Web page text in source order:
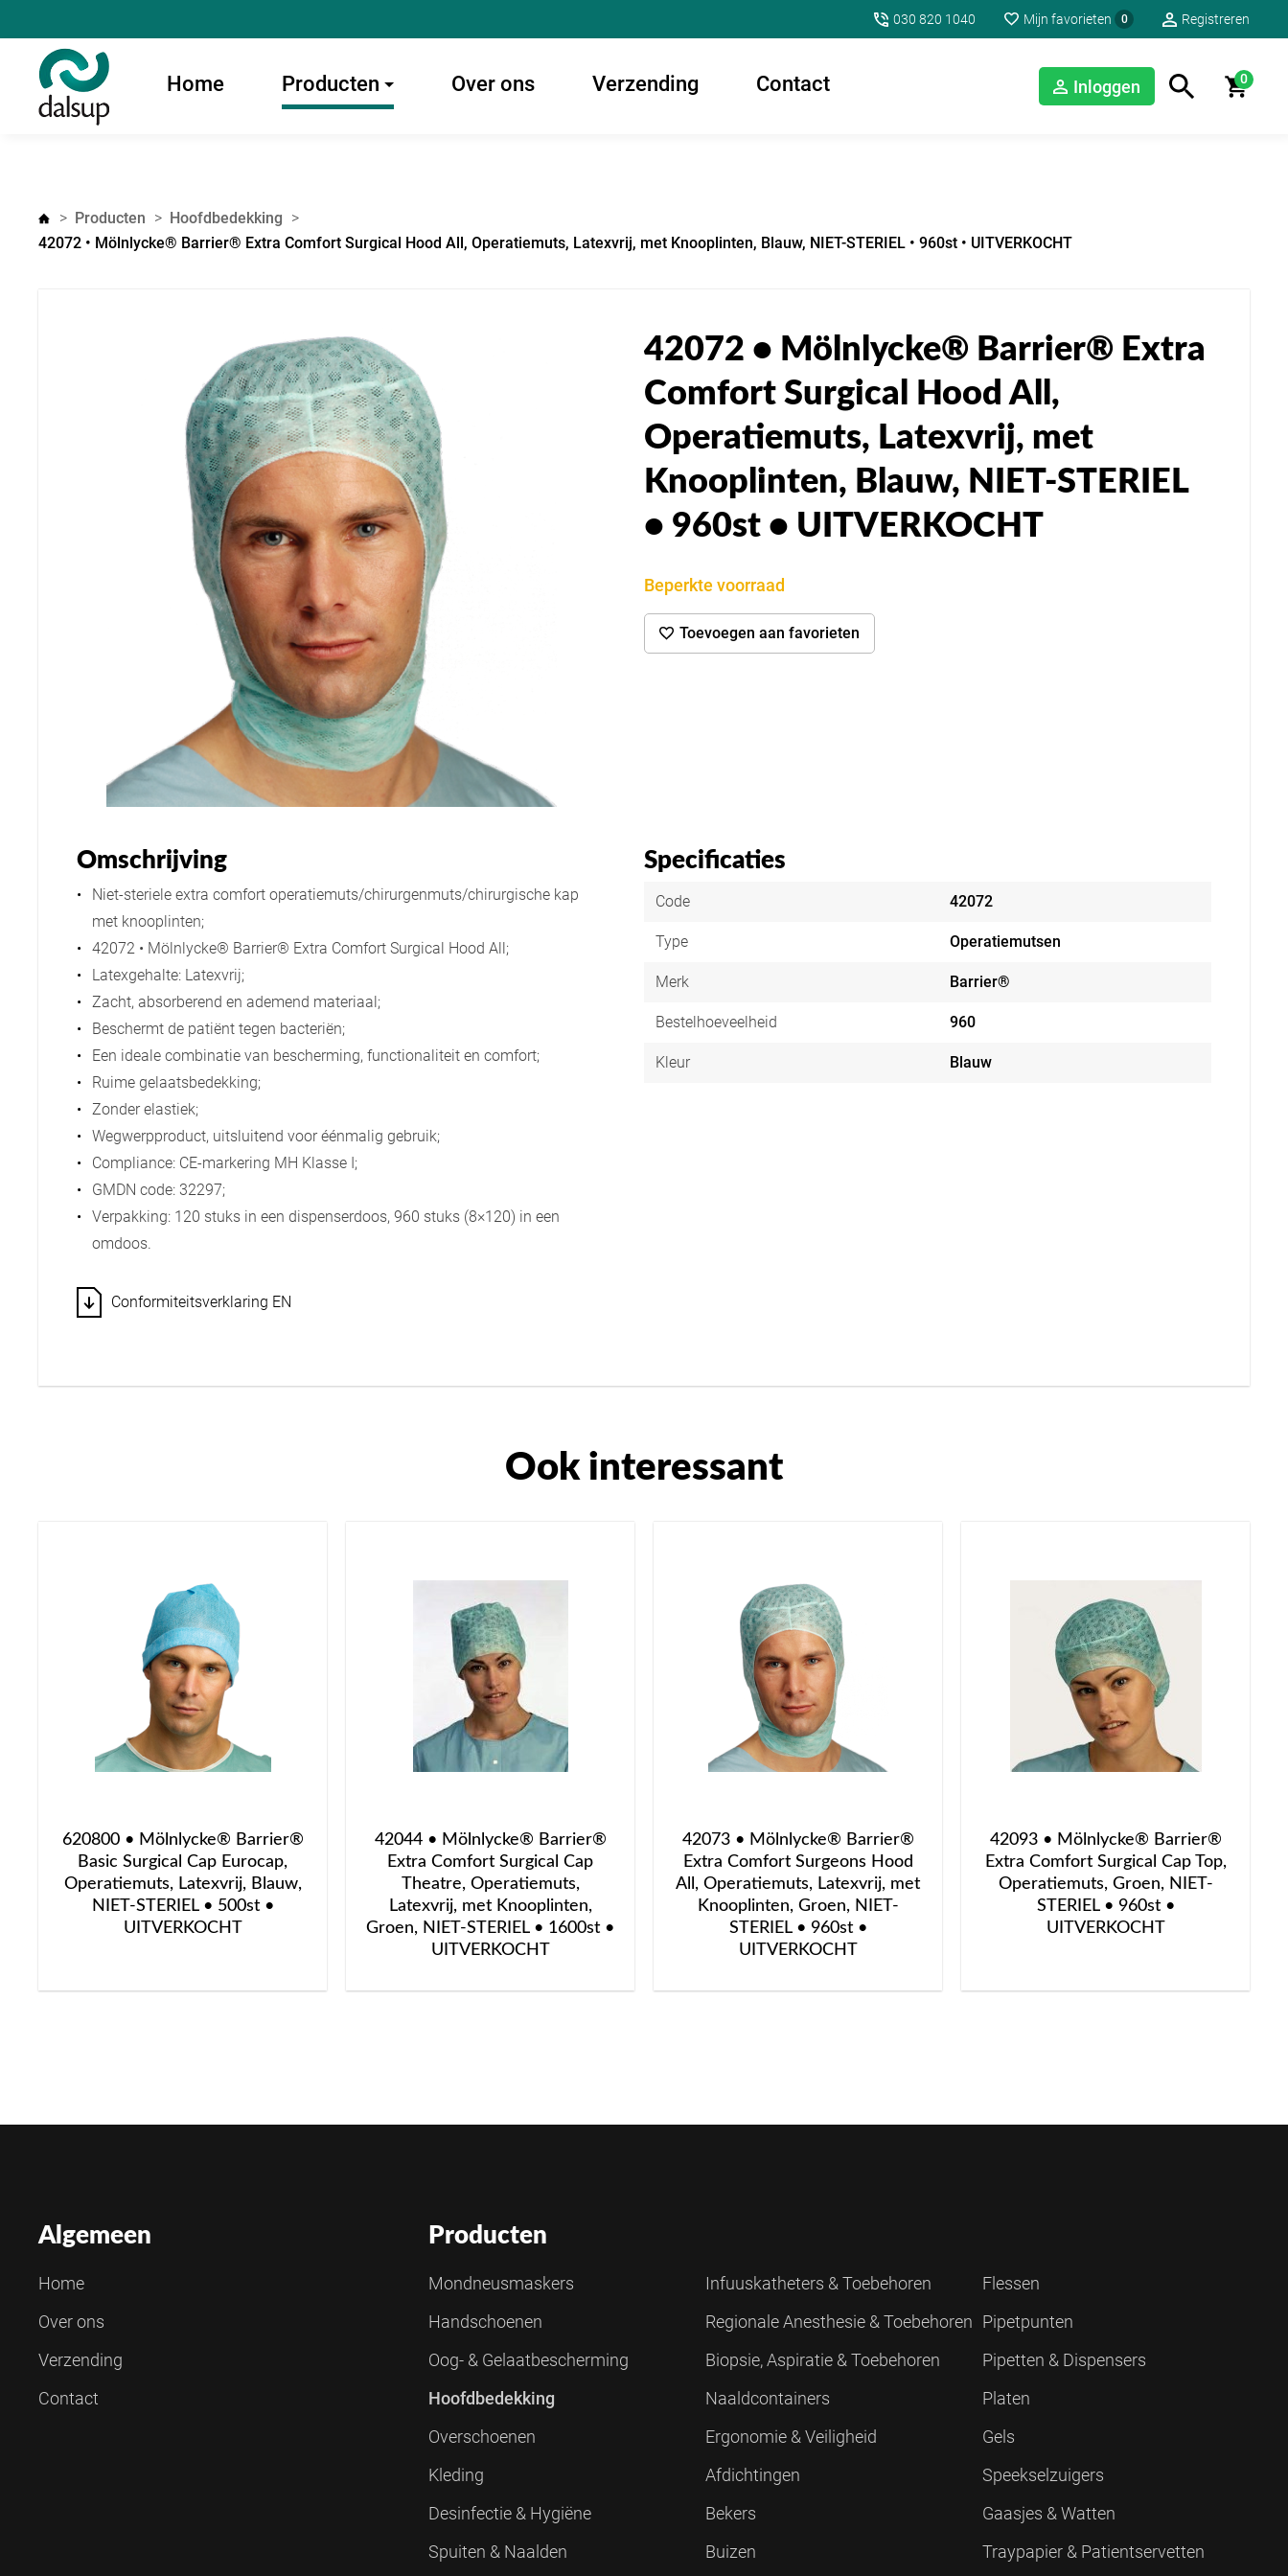
030 820 1040 Mijn favorieten 0 Registreren
Home Producten Over ons Verzending Contact Inloggen 0
Producten
Hoofdbedekking
42072 • Mölnlycke® Barrier® Extra Comfort Surgical Hood All, Operatiemuts, Latexvrij, met Knooplinten, Blauw, NIET-STERIEL • 960st • UITVERKOCHT
42072 • Mölnlycke® Barrier® Extra
Comfort Surgical Hood All,
Operatiemuts, Latexvrij, met
Knooplinten, Blauw, NIET-STERIEL
• 960st • UITVERKOCHT
Beperkte voorraad
Toevoegen aan favorieten
Omschrijving
Niet-steriele extra comfort operatiemuts/chirurgenmuts/chirurgische kap
met knooplinten;
42072 • Mölnlycke® Barrier® Extra Comfort Surgical Hood All;
Latexgehalte: Latexvrij;
Zacht, absorberend en ademend materiaal;
Beschermt de patiënt tegen bacteriën;
Een ideale combinatie van bescherming, functionaliteit en comfort;
Ruime gelaatsbedekking;
Zonder elastiek;
Wegwerpproduct, uitsluitend voor éénmalig gebruik;
Compliance: CE-markering MH Klasse I;
GMDN code: 32297;
Verpakking: 120 stuks in een dispenserdoos, 960 stuks (8×120) in een
omdoos.
Conformiteitsverklaring EN
Specificaties
Code 42072
Type Operatiemutsen
Merk Barrier®
Bestelhoeveelheid 960
Kleur Blauw
Ook interessant
620800 • Mölnlycke® Barrier®
Basic Surgical Cap Eurocap,
Operatiemuts, Latexvrij, Blauw,
NIET-STERIEL • 500st •
UITVERKOCHT
42044 • Mölnlycke® Barrier®
Extra Comfort Surgical Cap
Theatre, Operatiemuts,
Latexvrij, met Knooplinten,
Groen, NIET-STERIEL • 1600st •
UITVERKOCHT
42073 • Mölnlycke® Barrier®
Extra Comfort Surgeons Hood
All, Operatiemuts, Latexvrij, met
Knooplinten, Groen, NIET-
STERIEL • 960st •
UITVERKOCHT
42093 • Mölnlycke® Barrier®
Extra Comfort Surgical Cap Top,
Operatiemuts, Groen, NIET-
STERIEL • 960st •
UITVERKOCHT
Algemeen
Home
Over ons
Verzending
Contact
Producten
Mondneusmaskers
Handschoenen
Oog- & Gelaatbescherming
Hoofdbedekking
Overschoenen
Kleding
Desinfectie & Hygiëne
Spuiten & Naalden
Infuuskatheters & Toebehoren
Regionale Anesthesie & Toebehoren
Biopsie, Aspiratie & Toebehoren
Naaldcontainers
Ergonomie & Veiligheid
Afdichtingen
Bekers
Buizen
Flessen
Pipetpunten
Pipetten & Dispensers
Platen
Gels
Speekselzuigers
Gaasjes & Watten
Traypapier & Patientservetten